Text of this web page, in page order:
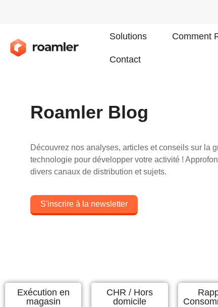
Solutions Comment
Contact
Roamler Blog
Découvrez nos analyses, articles et conseils sur la
technologie pour développer votre activité !
divers canaux de distribution et sujets.
S'inscrire à la newsletter
Exécution en
magasin
CHR / Hors
domicile